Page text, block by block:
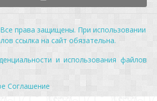
права защищены. При использовании
ссылка на сайт обязательна.
и использования файлов
Соглашение